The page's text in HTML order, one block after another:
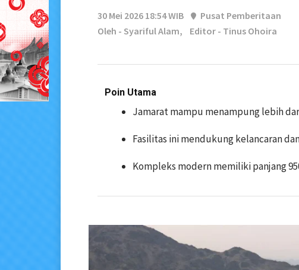
30 Mei 2026 18:54 WIB
Pusat Pemberitaan
Oleh - Syariful Alam,
Editor - Tinus Ohoira
Poin Utama
Jamarat mampu menampung lebih
Fasilitas ini mendukung kelancaran
Kompleks modern memiliki panjang